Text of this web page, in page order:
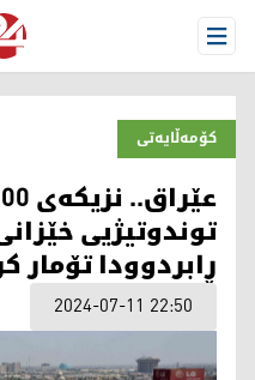
Open Menu
کۆمەڵایەتی
توندوتیژیی
ڕابردوودا تۆمار
2024-07-11 22:50